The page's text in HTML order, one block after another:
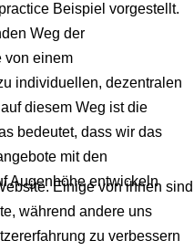
Beispiel vorgestellt.
Weg der
von einem
individuellen, dezentralen
diesem Weg ist die
bedeutet, dass wir das
mit den
Augenhöhe entwickeln
Einige von ihnen sind
während andere uns
zu verbessern